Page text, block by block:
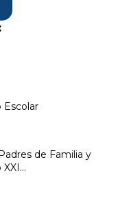
Escolar
de Familia y